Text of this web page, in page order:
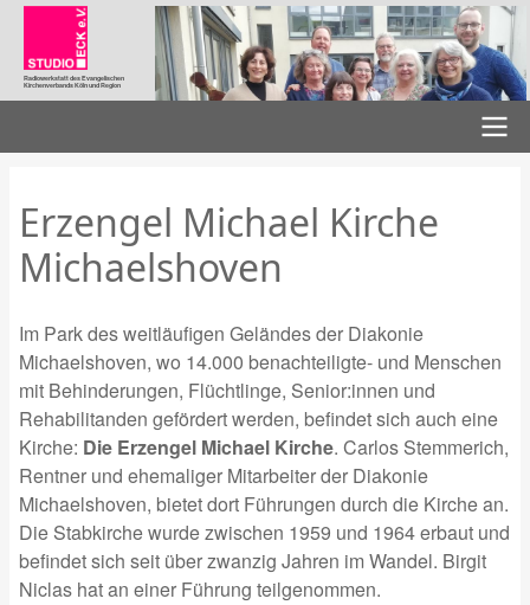
Direkt
Inhalt
Radiowerkstatt des Evangelischen
Kirchenverbands Köln und Region
Erzengel Michael Kirche
Michaelshoven
Im Park des weitläufigen Geländes der Diakonie
Michaelshoven, wo 14.000 benachteiligte- und Menschen
mit Behinderungen, Flüchtlinge, Senior:innen und
Rehabilitanden gefördert werden, befindet sich auch eine
Kirche: Die Erzengel Michael Kirche. Carlos Stemmerich,
Rentner und ehemaliger Mitarbeiter der Diakonie
Michaelshoven, bietet dort Führungen durch die Kirche an.
Die Stabkirche wurde zwischen 1959 und 1964 erbaut und
befindet sich seit über zwanzig Jahren im Wandel. Birgit
Niclas hat an einer Führung teilgenommen.